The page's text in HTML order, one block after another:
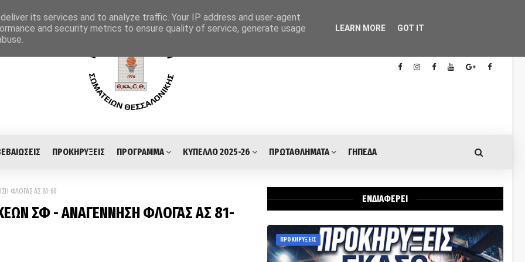
ΠΡΟΚΗΡΥΞΕΙΣ ΠΡΟΓΡΑΜΜΑ ΚΥΠΕΛΛΟ 2025-26 ΠΡΩΤΑΘΛΗΜΑΤΑ ΓΗΠΕΔΑ
ΦΛΟΓΑΣ ΑΣ 81-60
ΣΦ - ΑΝΑΓΕΝΝΗΣΗ ΦΛΟΓΑΣ ΑΣ 81-
ΕΝΔΙΑΦΕΡΕΙ
ΠΡΟΚΗΡΥΞΕΙΣ
its services and to analyze traffic. Your IP address and user-agent
and security metrics to ensure quality of service, generate usage
LEARN MORE GOT IT